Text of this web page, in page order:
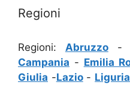
Regioni
Regioni: Abruzzo-
Campania - Emilia
Giulia -Lazio- Liguria